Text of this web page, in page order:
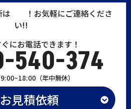
は
！お気軽にご連絡くださ
い!!
にお電話できます！
540-374
（年中無休）
見積依頼